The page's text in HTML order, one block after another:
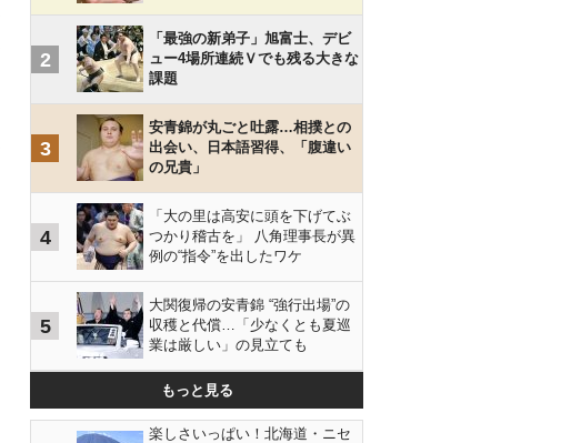
2
「最強の新弟子」旭富士、デビ
ュー4場所連続Ｖでも残る大きな
課題
3
安青錦が丸ごと吐露…相撲との
出会い、日本語習得、「腹違い
の兄貴」
4
「大の里は高安に頭を下げてぶ
つかり稽古を」 八角理事長が異
例の“指令”を出したワケ
5
大関復帰の安青錦 “強行出場”の
収穫と代償…「少なくとも夏巡
業は厳しい」の見立ても
もっと見る
楽しさいっぱい！北海道・ニセ